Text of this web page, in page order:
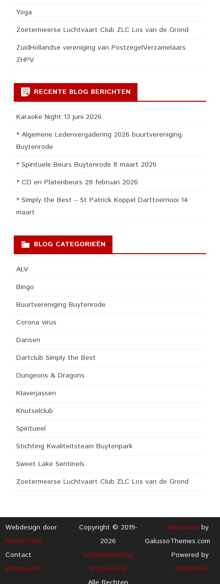
Yoga
Zoetermeerse Luchtvaart Club ZLC Los van de Grond
ZuidHollandse vereniging van PostzegelVerzamelaars
ZHPV
RECENTE BLOG BERICHTEN
Karaoke Night 13 juni 2026
* Algemene Ledenvergadering 2026 buurtvereniging
Buytenrode
* Spirituele Beurs Buytenrode 8 maart 2026
* CD en Platenbeurs 28 februari 2026
* Simply the Best – St Patrick Koppel Darttoernooi 14
maart
BLOG CATEGORIEËN
ALV
Bingo
Buurtvereniging Buytenrode
Corona virus
Dansen
Dartclub Simply the Best
Dungeons & Dragons
Klaverjassen
Knutselclub
Spiritueel
Stichting Kwaliteitsteam Buytenpark
Sweet Lake Sentinels
Zoetermeerse Luchtvaart Club ZLC Los van de Grond
Webdesign door
IWorkITOut
Contact
Webmaster
Copyright © 2019-
2026
buurtvereniging
Buytenrode
Ribosome by
GalussoThemes.com
Powered by
WordPress